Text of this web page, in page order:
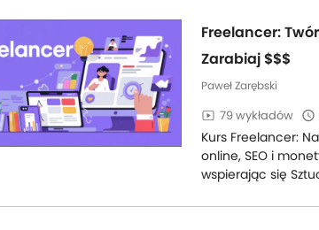
Freelancer:
Zarabiaj $$$
Paweł Zarębski
79 wykładów
Kurs Freelancer:
online, SEO i
wspierając się